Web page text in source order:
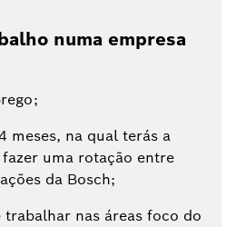
numa empresa
meses, na qual terás a
uma rotação entre
da Bosch;
nas áreas foco do